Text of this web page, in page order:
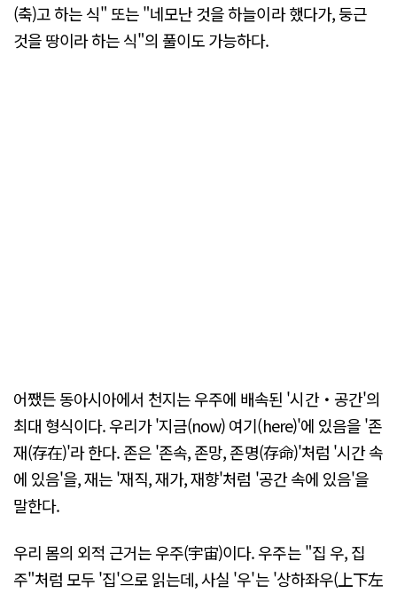
(축)고 하는 식" 또는 "네모난 것을 하늘이라 했다가, 둥근
것을 땅이라 하는 식"의 풀이도 가능하다.
어쨌든 동아시아에서 천지는 우주에 배속된 '시간・공간'의
최대 형식이다. 우리가 '지금(now) 여기(here)'에 있음을 '존
재(存在)'라 한다. 존은 '존속, 존망, 존명(存命)'처럼 '시간 속
에 있음'을, 재는 '재직, 재가, 재향'처럼 '공간 속에 있음'을
말한다.
우리 몸의 외적 근거는 우주(宇宙)이다. 우주는 "집 우, 집
주"처럼 모두 '집'으로 읽는데, 사실 '우'는 '상하좌우(上下左